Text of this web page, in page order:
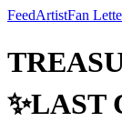
FeedArtistFan
✨LAST